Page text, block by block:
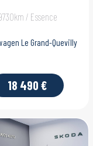
/ Essence
Le Grand-Quevilly
18 490 €